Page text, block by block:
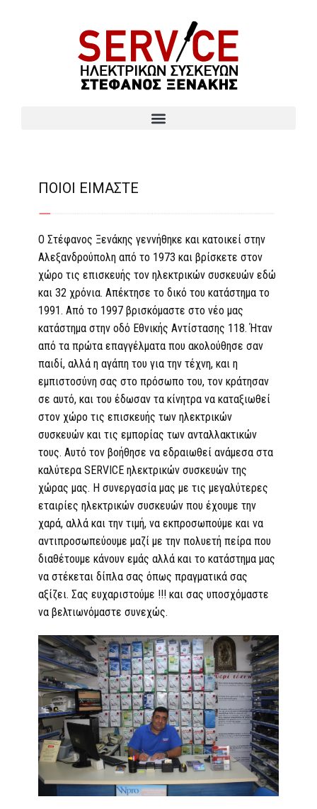
ΠΟΙΟΙ ΕΙΜΑΣΤΕ
Ο Στέφανος Ξενάκης γεννήθηκε και κατοικεί στην
Αλεξανδρούπολη από το 1973 και βρίσκετε στον
χώρο τις επισκευής τον ηλεκτρικών συσκευών εδώ
και 32 χρόνια. Απέκτησε το δικό του κατάστημα το
1991. Από το 1997 βρισκόμαστε στο νέο μας
κατάστημα στην οδό Εθνικής Αντίστασης 118. Ήταν
από τα πρώτα επαγγέλματα που ακολούθησε σαν
παιδί, αλλά η αγάπη του για την τέχνη, και η
εμπιστοσύνη σας στο πρόσωπο του, τον κράτησαν
σε αυτό, και του έδωσαν τα κίνητρα να καταξιωθεί
στον χώρο τις επισκευής των ηλεκτρικών
συσκευών και τις εμπορίας των ανταλλακτικών
τους. Αυτό τον βοήθησε να εδραιωθεί ανάμεσα στα
καλύτερα SERVICE ηλεκτρικών συσκευών της
χώρας μας. Η συνεργασία μας με τις μεγαλύτερες
εταιρίες ηλεκτρικών συσκευών που έχουμε την
χαρά, αλλά και την τιμή, να εκπροσωπούμε και να
αντιπροσωπεύουμε μαζί με την πολυετή πείρα που
διαθέτουμε κάνουν εμάς αλλά και το κατάστημα μας
να στέκεται δίπλα σας όπως πραγματικά σας
αξίζει. Σας ευχαριστούμε !!! και σας υποσχόμαστε
να βελτιωνόμαστε συνεχώς.